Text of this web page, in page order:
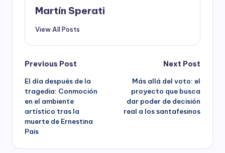
Martín Sperati
View All Posts
Post
navigation
Previous Post
El día después de la
tragedia: Conmoción
en el ambiente
artístico tras la
muerte de Ernestina
Pais
Next Post
Más allá del voto: el
proyecto que busca
dar poder de decisión
real a los santafesinos